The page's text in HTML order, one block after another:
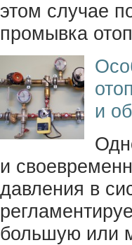
этом случае
промывка
и
и
давления в
большую или